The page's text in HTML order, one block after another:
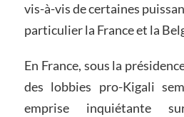
vis-à-vis de certaines
particulier la France et la
En France, sous la
des lobbies pro-Kigali
emprise inquiétante